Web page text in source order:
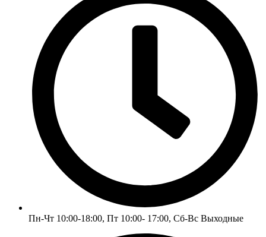
Пн-Чт 10:00-18:00, Пт 10:00- 17:00, Сб-Вс Выходные